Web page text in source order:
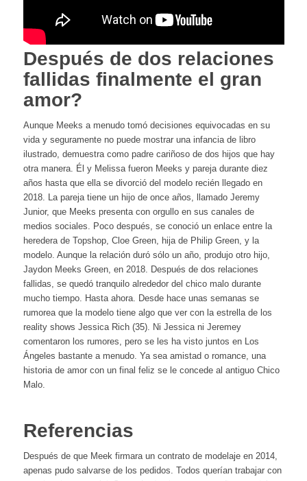
Después de dos relaciones
fallidas finalmente el gran
amor?
Aunque Meeks a menudo tomó decisiones equivocadas en su
vida y seguramente no puede mostrar una infancia de libro
ilustrado, demuestra como padre cariñoso de dos hijos que hay
otra manera. Él y Melissa fueron Meeks y pareja durante diez
años hasta que ella se divorció del modelo recién llegado en
2018. La pareja tiene un hijo de once años, llamado Jeremy
Junior, que Meeks presenta con orgullo en sus canales de
medios sociales. Poco después, se conoció un enlace entre la
heredera de Topshop, Cloe Green, hija de Philip Green, y la
modelo. Aunque la relación duró sólo un año, produjo otro hijo,
Jaydon Meeks Green, en 2018. Después de dos relaciones
fallidas, se quedó tranquilo alrededor del chico malo durante
mucho tiempo. Hasta ahora. Desde hace unas semanas se
rumorea que la modelo tiene algo que ver con la estrella de los
reality shows Jessica Rich (35). Ni Jessica ni Jeremey
comentaron los rumores, pero se les ha visto juntos en Los
Ángeles bastante a menudo. Ya sea amistad o romance, una
historia de amor con un final feliz se le concede al antiguo Chico
Malo.
Referencias
Después de que Meek firmara un contrato de modelaje en 2014,
apenas pudo salvarse de los pedidos. Todos querían trabajar con